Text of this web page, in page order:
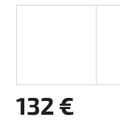
132 €